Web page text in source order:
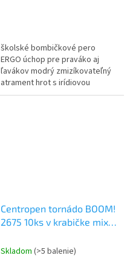
školské bombičkové pero
ERGO úchop pre praváko aj
ľavákov modrý zmizíkovateľný
atrament hrot s irídiovou
guľôčkou tenká rovnomerná
Centropen tornádo BOOM!
2675 10ks v krabičke mix
Skladom (>5 balenie)